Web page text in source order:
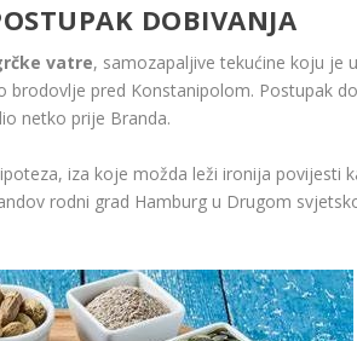
DOBIVANJA
vatre, samozapaljive tekućine koju je
brodovlje pred Konstanipolom. Postupak
netko prije Branda.
iza koje možda leži ironija povijesti
rodni grad Hamburg u Drugom